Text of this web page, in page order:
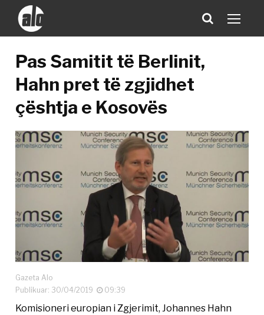
Pas Samitit të Berlinit,
Hahn pret të zgjidhet
çështja e Kosovës
Gazeta Alo
Publikuar: 30/04/2019
09:39
Komisioneri europian i Zgjerimit, Johannes Hahn